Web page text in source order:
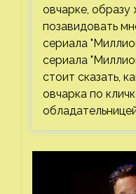
овчарке, образу
позавидовать
сериала
сериала
стоит сказать,
овчарка по